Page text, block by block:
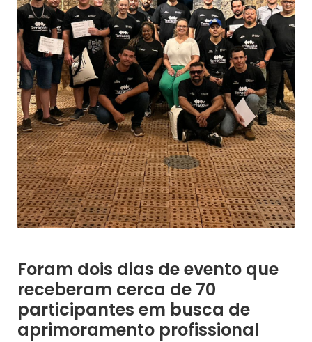
Foram dois dias de evento que
receberam cerca de 70
participantes em busca de
aprimoramento profissional